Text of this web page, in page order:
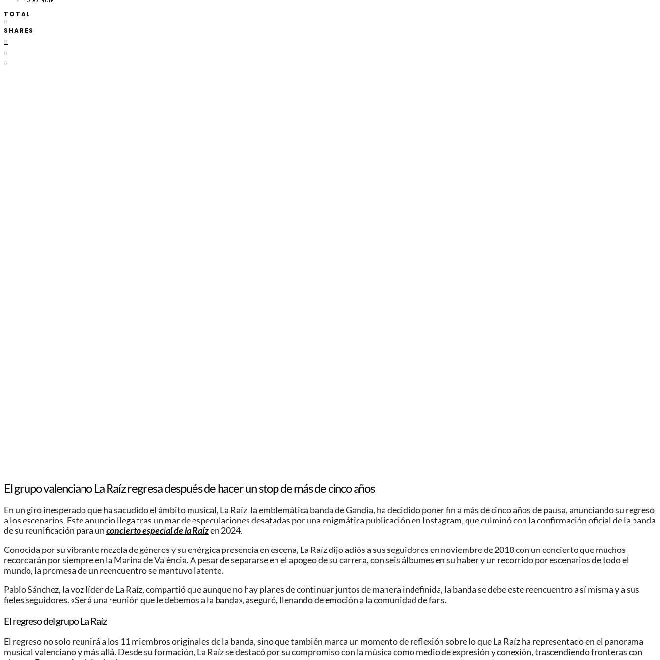
TOTAL
0
SHARES
0
0
0
El grupo valenciano La Raíz regresa después de hacer un stop de más de cinco años
En un giro inesperado que ha sacudido el ámbito musical, La Raíz, la emblemática banda de Gandia, ha decidido poner fin a más de cinco años de pausa, anunciando su regreso
a los escenarios. Este anuncio llega tras un mar de especulaciones desatadas por una enigmática publicación en Instagram, que culminó con la confirmación oficial de la banda
de su reunificación para unconcierto especial de la Raízen 2024.
Conocida por su vibrante mezcla de géneros y su enérgica presencia en escena, La Raíz dijo adiós a sus seguidores en noviembre de 2018 con un concierto que muchos
recordarán por siempre en la Marina de València. A pesar de separarse en el apogeo de su carrera, con seis álbumes en su haber y un recorrido por escenarios de todo el
mundo, la promesa de un reencuentro se mantuvo latente.
Pablo Sánchez, la voz líder de La Raíz, compartió que aunque no hay planes de continuar juntos de manera indefinida, la banda se debe este reencuentro a sí misma y a sus
fieles seguidores. «Será una reunión que le debemos a la banda», aseguró, llenando de emoción a la comunidad de fans.
El regreso del grupo La Raíz
El regreso no solo reunirá a los 11 miembros originales de la banda, sino que también marca un momento de reflexión sobre lo que La Raíz ha representado en el panorama
musical valenciano y más allá. Desde su formación, La Raíz se destacó por su compromiso con la música como medio de expresión y conexión, trascendiendo fronteras con